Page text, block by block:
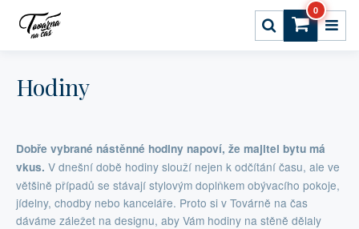
0
Hodiny
Dobře vybrané nástěnné hodiny napoví, že majitel bytu má
vkus. V dnešní době hodiny slouží nejen k odčítání času, ale ve
většině případů se stávají stylovým doplňkem obývacího pokoje,
jídelny, chodby nebo kanceláře. Proto si v Továrně na čas
dáváme záležet na designu, aby Vám hodiny na stěně dělaly